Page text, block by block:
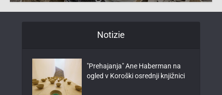
Notizie
"Prehajanja" Ane Haberman na
ogled v Koroški osrednji knjižnici